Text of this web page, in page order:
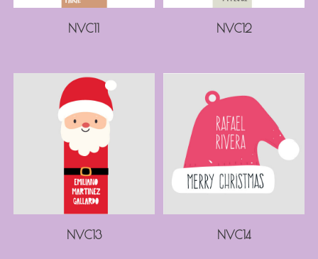
NVC11 NVC12
NVC13 NVC14